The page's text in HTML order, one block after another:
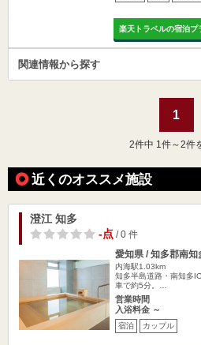
楽天トラベルの宿泊プ
関連情報から探す
1
2件中 1件～2件
近くのオススメ施設
澄江 知多
-点/ 0 件
愛知県 / 知多郡南知
内海駅1.03km
知多半島道路・南知多
車で約5分。…
営業時間
入浴料金 ～
宿泊 カップル